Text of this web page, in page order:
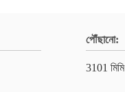
পৌঁছানো:
3101 মিমি